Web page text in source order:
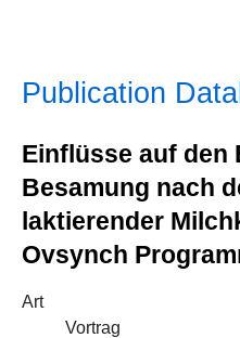
Publication
Einflüsse auf den
Besamung nach
laktierender
Ovsynch
Art
Vortrag